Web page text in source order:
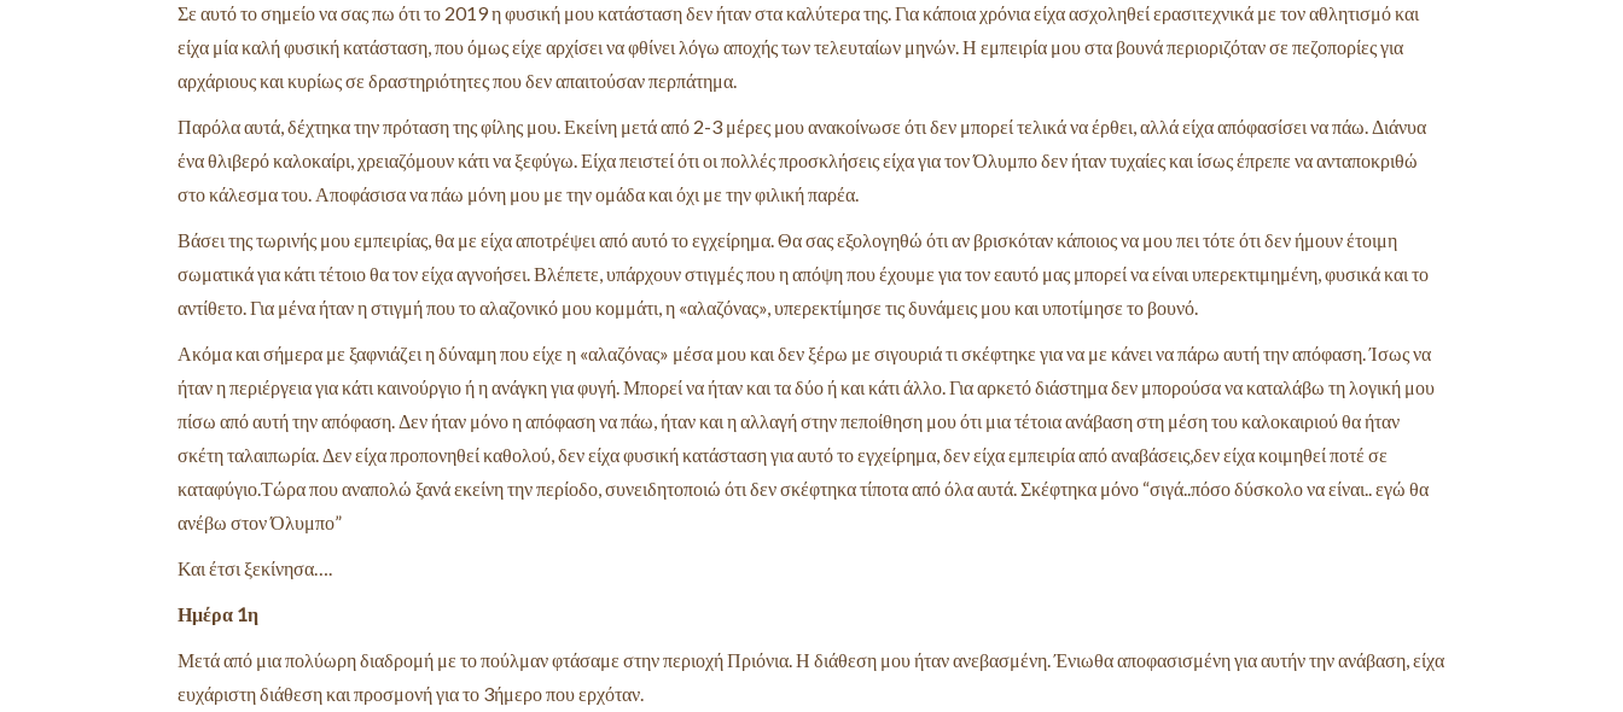
Σε αυτό το σημείο να σας πω ότι το 2019 η φυσική μου κατάσταση δεν ήταν στα καλύτερα της. Για κάποια χρόνια είχα ασχοληθεί ερασιτεχνικά με τον αθλητισμό και
είχα μία καλή φυσική κατάσταση, που όμως είχε αρχίσει να φθίνει λόγω αποχής των τελευταίων μηνών. Η εμπειρία μου στα βουνά περιοριζόταν σε πεζοπορίες για
αρχάριους και κυρίως σε δραστηριότητες που δεν απαιτούσαν περπάτημα.
Παρόλα αυτά, δέχτηκα την πρόταση της φίλης μου. Εκείνη μετά από 2-3 μέρες μου ανακοίνωσε ότι δεν μπορεί τελικά να έρθει, αλλά είχα απόφασίσει ναπάω. Διάνυα
ένα θλιβερό καλοκαίρι, χρειαζόμουν κάτι να ξεφύγω. Είχα πειστεί ότι οι πολλές προσκλήσεις είχα για τον Όλυμπο δεν ήταν τυχαίες και ίσωςέπρεπε να ανταποκριθώ
στο κάλεσμα του. Αποφάσισα να πάω μόνη μου με την ομάδα και όχι με την φιλική παρέα.
Βάσει της τωρινής μου εμπειρίας, θα με είχα αποτρέψει από αυτό το εγχείρημα. Θα σας εξολογηθώ ότι αν βρισκόταν κάποιος να μου πει τότε ότι δεν ήμουν έτοιμη
σωματικά για κάτι τέτοιο θατον είχα αγνοήσει. Βλέπετε, υπάρχουν στιγμές που η απόψη που έχουμε για τον εαυτό μας μπορεί να είναι υπερεκτιμημένη, φυσικά και το
αντίθετο. Για μένα ήταν ηστιγμή που το αλαζονικό μου κομμάτι, η «αλαζόνας», υπερεκτίμησε τις δυνάμεις μου και υποτίμησε το βουνό.
Ακόμα και σήμερα με ξαφνιάζει η δύναμη που είχε η «αλαζόνας» μέσα μου και δεν ξέρω με σιγουριά τι σκέφτηκε για να με κάνει να πάρω αυτή την απόφαση.Ίσως να
ήταν η περιέργεια για κάτι καινούργιο ή η ανάγκη για φυγή. Μπορεί να ήταν και τα δύο ή και κάτι άλλο. Για αρκετό διάστημα δεν μπορούσα να καταλάβω τη λογική μου
πίσω από αυτή την απόφαση. Δεν ήταν μόνο η απόφαση να πάω, ήταν και η αλλαγή στην πεποίθηση μου ότι μια τέτοια ανάβαση στη μέση του καλοκαιριούθα ήταν
σκέτη ταλαιπωρία. Δεν είχα προπονηθεί καθολού, δεν είχα φυσική κατάσταση για αυτό το εγχείρημα, δεν είχα εμπειρία από αναβάσεις,δεν είχα κοιμηθείποτέ σε
καταφύγιο.Τώρα που αναπολώ ξανά εκείνη την περίοδο, συνειδητοποιώ ότι δεν σκέφτηκα τίποτα από όλα αυτά. Σκέφτηκα μόνο “σιγά..πόσο δύσκολο να είναι..εγώ θα
ανέβω στον Όλυμπο”
Και έτσι ξεκίνησα….
Ημέρα 1η
Μετά από μια πολύωρη διαδρομή με το πούλμαν φτάσαμε στην περιοχή Πριόνια. Η διάθεση μου ήταν ανεβασμένη. Ένιωθα αποφασισμένη για αυτήν την ανάβαση,είχα
ευχάριστη διάθεση και προσμονή για το 3ήμερο που ερχόταν.